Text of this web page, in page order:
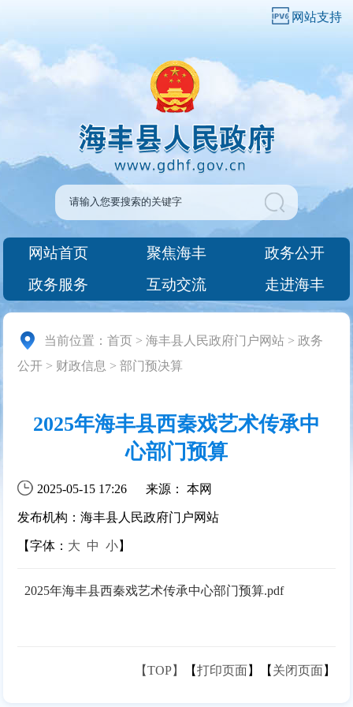
网站支持
网站首页 聚焦海丰
政务公开
政务服务
互动交流 走进海丰
当前位置：首页 >海丰县人民政府门户网站 >政务
公开 > 财政信息 >部门预决算
2025年海丰县西秦戏艺术传承中
心部门预算
2025-05-15 17:26 来源： 本网
发布机构：海丰县人民政府门户网站
【字体： 大 中 小】
2025年海丰县西秦戏艺术传承中心部门预算.pdf
【TOP】 【打印页面】【 关闭页面】